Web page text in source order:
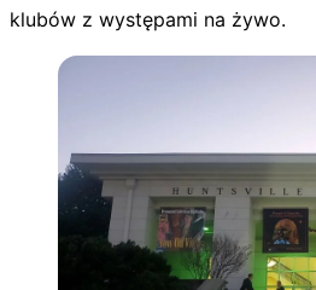
klubów z występami na żywo.